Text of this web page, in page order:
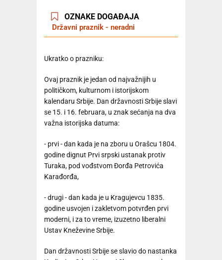
OZNAKE DOGAĐAJA
Državni praznik - neradni
Ukratko o prazniku:
Ovaj praznik je jedan od najvažnijih u
političkom, kulturnom i istorijskom
kalendaru Srbije. Dan državnosti Srbije slavi
se 15. i 16. februara, u znak sećanja na dva
važna istorijska datuma:
- prvi - dan kada je na zboru u Orašcu 1804.
godine dignut Prvi srpski ustanak protiv
Turaka, pod vođstvom Đorđa Petrovića
Karađorđa,
- drugi - dan kada je u Kragujevcu 1835.
godine usvojen i zakletvom potvrđen prvi
moderni, i za to vreme, izuzetno liberalni
Ustav Kneževine Srbije.
Dan državnosti Srbije se slavio do nastanka